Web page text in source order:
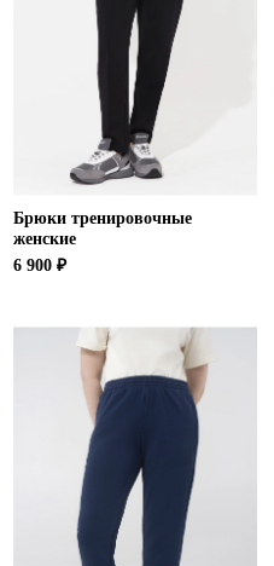
Ханты-Мансийский автономный округ (3)
Челябинская область (2)
Ямало-Ненецкий автономный округ (1)
Ярославская область (1)
Брюки тренировочные
женские
6 900 ₽